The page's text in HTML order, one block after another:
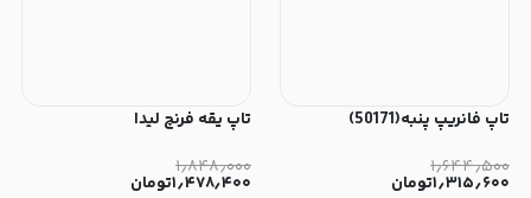
تاپ فانریپ پنبه(50171)
۱٫۶۴۴٫۵۰۰
۱٫۳۱۵٫۶۰۰تومان
تاپ یقه فرنچ لیدا
۱٫۸۴۸٫۰۰۰
۱٫۴۷۸٫۴۰۰تومان